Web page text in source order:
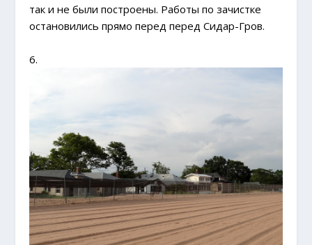
так и не были построены. Работы по зачистке
остановились прямо перед перед Сидар-Гров.
6.